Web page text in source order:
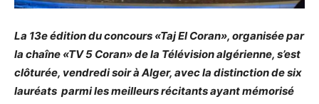
La 13e édition du concours «Taj El Coran», organisée par
la chaîne «TV 5 Coran» de la Télévision algérienne, s’est
clôturée, vendredi soir à Alger, avec la distinction de six
lauréats parmi les meilleurs récitants ayant mémorisé